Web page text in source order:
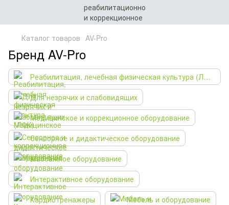
Каталог товаров AV-Pro
Бренд AV-Pro
Реабилитация, лечебная физическая культура (ЛФК)
Для незрячих и слабовидящих
Медицинское и коррекционное оборудование
Сенсорное и дидактическое оборудование
Массажное оборудование
Интерактивное оборудование
Кардиотренажеры
Мебель и оборудование